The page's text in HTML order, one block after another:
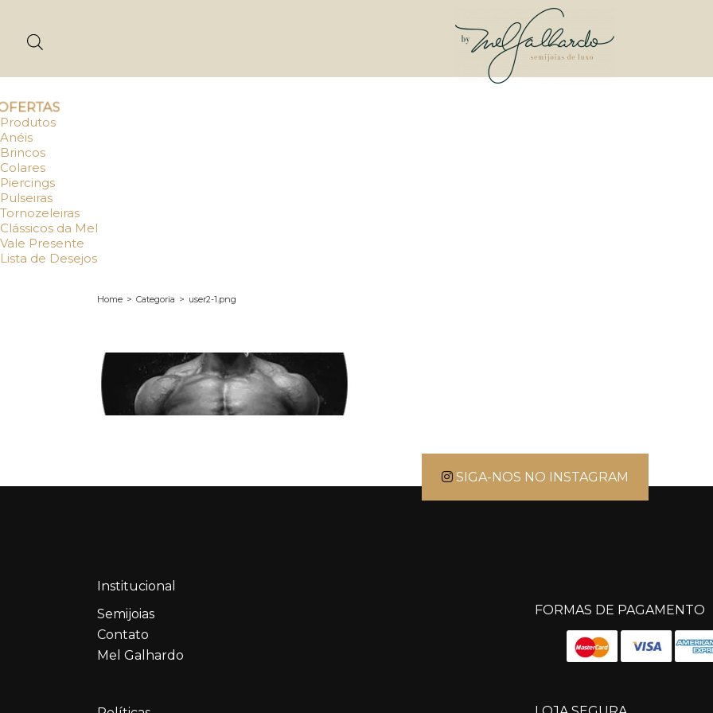
Produtos
Anéis
Brincos
Colares
Piercings
Pulseiras
Tornozeleiras
Clássicos da Mel
Vale Presente
Lista de Desejos
Home > Categoria > user2-1.png
SIGA-NOS NO INSTAGRAM
Institucional
Semijoias
Contato
Mel Galhardo
FORMAS DE PAGAMENTO